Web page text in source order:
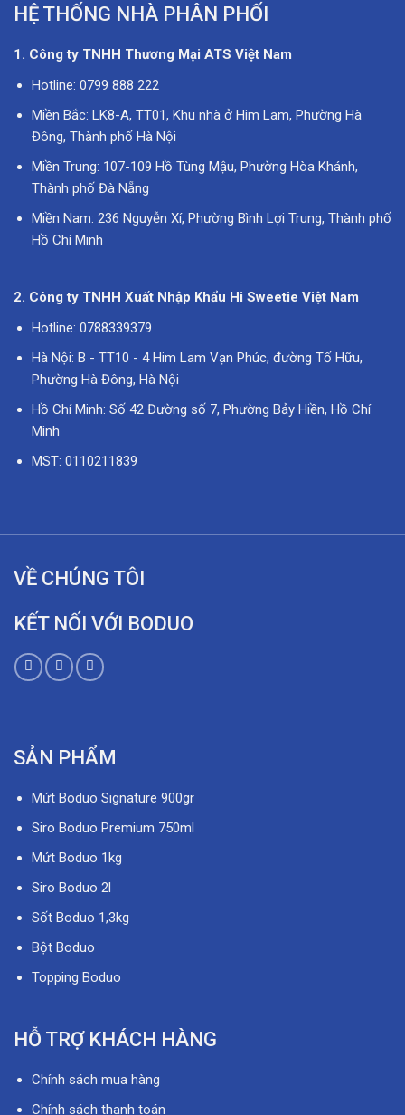
HỆ THỐNG NHÀ PHÂN PHỐI
1. Công ty TNHH Thương Mại ATS Việt Nam
Hotline: 0799 888 222
Miền Bắc: LK8-A, TT01, Khu nhà ở Him Lam, Phường Hà
Đông, Thành phố Hà Nội
Miền Trung: 107-109 Hồ Tùng Mậu, Phường Hòa Khánh,
Thành phố Đà Nẵng
Miền Nam: 236 Nguyễn Xí, Phường Bình Lợi Trung, Thành phố
Hồ Chí Minh
2. Công ty TNHH Xuất Nhập Khẩu Hi Sweetie Việt Nam
Hotline: 0788339379
Hà Nội: B - TT10 - 4 Him Lam Vạn Phúc, đường Tố Hữu,
Phường Hà Đông, Hà Nội
Hồ Chí Minh: Số 42 Đường số 7, Phường Bảy Hiền, Hồ Chí
Minh
MST: 0110211839
VỀ CHÚNG TÔI
KẾT NỐI VỚI BODUO
SẢN PHẨM
Mứt Boduo Signature 900gr
Siro Boduo Premium 750ml
Mứt Boduo 1kg
Siro Boduo 2l
Sốt Boduo 1,3kg
Bột Boduo
Topping Boduo
HỖ TRỢ KHÁCH HÀNG
Chính sách mua hàng
Chính sách thanh toán